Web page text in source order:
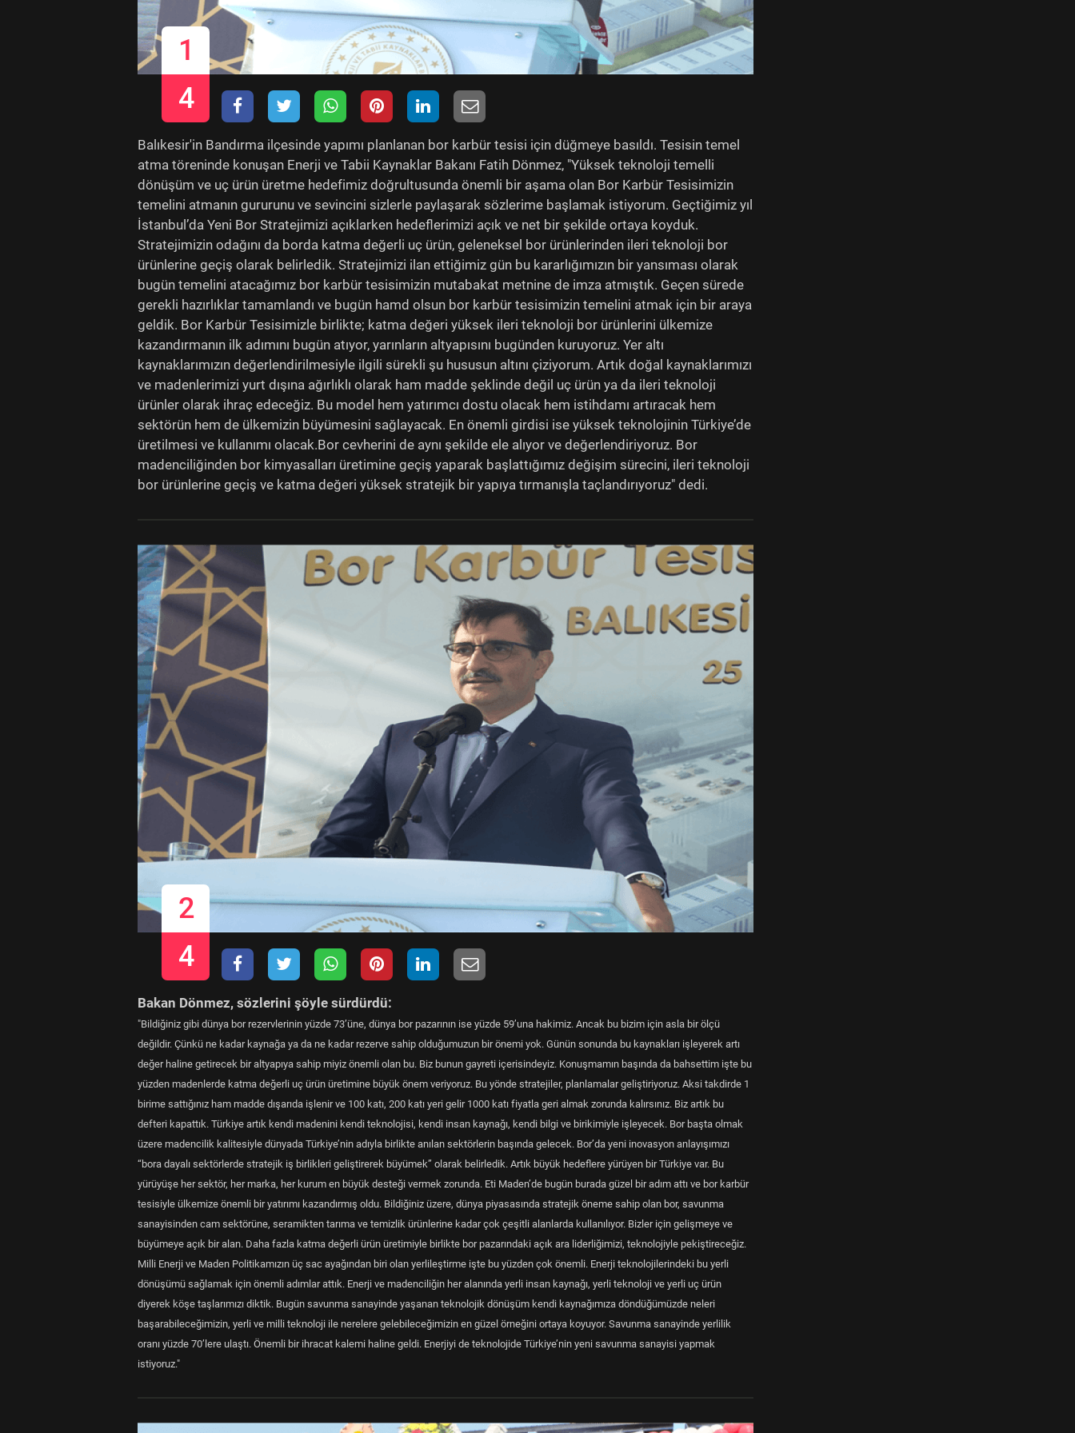
1
4
Balıkesir'in Bandırma ilçesinde yapımı planlanan bor karbür tesisi için düğmeye basıldı. Tesisin temel
atma töreninde konuşan Enerji ve Tabii Kaynaklar Bakanı Fatih Dönmez, "Yüksek teknoloji temelli
dönüşüm ve uç ürün üretme hedefimiz doğrultusunda önemli bir aşama olan Bor Karbür Tesisimizin
temelini atmanın gururunu ve sevincini sizlerle paylaşarak sözlerime başlamak istiyorum. Geçtiğimiz yıl
İstanbul’da Yeni Bor Stratejimizi açıklarken hedeflerimizi açık ve net bir şekilde ortaya koyduk.
Stratejimizin odağını da borda katma değerli uç ürün, geleneksel bor ürünlerinden ileri teknoloji bor
ürünlerine geçiş olarak belirledik. Stratejimizi ilan ettiğimiz gün bu kararlığımızın bir yansıması olarak
bugün temelini atacağımız bor karbür tesisimizin mutabakat metnine de imza atmıştık. Geçen sürede
gerekli hazırlıklar tamamlandı ve bugün hamd olsun bor karbür tesisimizin temelini atmak için bir araya
geldik. Bor Karbür Tesisimizle birlikte; katma değeri yüksek ileri teknoloji bor ürünlerini ülkemize
kazandırmanın ilk adımını bugün atıyor, yarınların altyapısını bugünden kuruyoruz. Yer altı
kaynaklarımızın değerlendirilmesiyle ilgili sürekli şu hususun altını çiziyorum. Artık doğal kaynaklarımızı
ve madenlerimizi yurt dışına ağırlıklı olarak ham madde şeklinde değil uç ürün ya da ileri teknoloji
ürünler olarak ihraç edeceğiz. Bu model hem yatırımcı dostu olacak hem istihdamı artıracak hem
sektörün hem de ülkemizin büyümesini sağlayacak. En önemli girdisi ise yüksek teknolojinin Türkiye’de
üretilmesi ve kullanımı olacak.Bor cevherini de aynı şekilde ele alıyor ve değerlendiriyoruz. Bor
madenciliğinden bor kimyasalları üretimine geçiş yaparak başlattığımız değişim sürecini, ileri teknoloji
bor ürünlerine geçiş ve katma değeri yüksek stratejik bir yapıya tırmanışla taçlandırıyoruz" dedi.
2
4
Bakan Dönmez, sözlerini şöyle sürdürdü:
"Bildiğiniz gibi dünya bor rezervlerinin yüzde 73’üne, dünya bor pazarının ise yüzde 59’una hakimiz. Ancak bu bizim için asla bir ölçü
değildir. Çünkü ne kadar kaynağa ya da ne kadar rezerve sahip olduğumuzun bir önemi yok. Günün sonunda bu kaynakları işleyerek artı
değer haline getirecek bir altyapıya sahip miyiz önemli olan bu. Biz bunun gayreti içerisindeyiz. Konuşmamın başında da bahsettim işte bu
yüzden madenlerde katma değerli uç ürün üretimine büyük önem veriyoruz. Bu yönde stratejiler, planlamalar geliştiriyoruz. Aksi takdirde 1
birime sattığınız ham madde dışarıda işlenir ve 100 katı, 200 katı yeri gelir 1000 katı fiyatla geri almak zorunda kalırsınız. Biz artık bu
defteri kapattık. Türkiye artık kendi madenini kendi teknolojisi, kendi insan kaynağı, kendi bilgi ve birikimiyle işleyecek. Bor başta olmak
üzere madencilik kalitesiyle dünyada Türkiye’nin adıyla birlikte anılan sektörlerin başında gelecek. Bor’da yeni inovasyon anlayışımızı
“bora dayalı sektörlerde stratejik iş birlikleri geliştirerek büyümek” olarak belirledik. Artık büyük hedeflere yürüyen bir Türkiye var. Bu
yürüyüşe her sektör, her marka, her kurum en büyük desteği vermek zorunda. Eti Maden’de bugün burada güzel bir adım attı ve bor karbür
tesisiyle ülkemize önemli bir yatırımı kazandırmış oldu. Bildiğiniz üzere, dünya piyasasında stratejik öneme sahip olan bor, savunma
sanayisinden cam sektörüne, seramikten tarıma ve temizlik ürünlerine kadar çok çeşitli alanlarda kullanılıyor. Bizler için gelişmeye ve
büyümeye açık bir alan. Daha fazla katma değerli ürün üretimiyle birlikte bor pazarındaki açık ara liderliğimizi, teknolojiyle pekiştireceğiz.
Milli Enerji ve Maden Politikamızın üç sac ayağından biri olan yerlileştirme işte bu yüzden çok önemli. Enerji teknolojilerindeki bu yerli
dönüşümü sağlamak için önemli adımlar attık. Enerji ve madenciliğin her alanında yerli insan kaynağı, yerli teknoloji ve yerli uç ürün
diyerek köşe taşlarımızı diktik. Bugün savunma sanayinde yaşanan teknolojik dönüşüm kendi kaynağımıza döndüğümüzde neleri
başarabileceğimizin, yerli ve milli teknoloji ile nerelere gelebileceğimizin en güzel örneğini ortaya koyuyor. Savunma sanayinde yerlilik
oranı yüzde 70’lere ulaştı. Önemli bir ihracat kalemi haline geldi. Enerjiyi de teknolojide Türkiye’nin yeni savunma sanayisi yapmak
istiyoruz."